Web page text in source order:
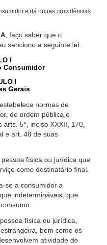
e dá outras providências.
, faço saber que o
sanciono a seguinte lei:
I
Consumidor
I
Gerais
normas de
de ordem pública e
5°, inciso XXXII, 170,
e art. 48 de suas
física ou jurídica que
como destinatário final.
se a consumidor a
indetermináveis, que
física ou jurídica,
bem como os
atividade de